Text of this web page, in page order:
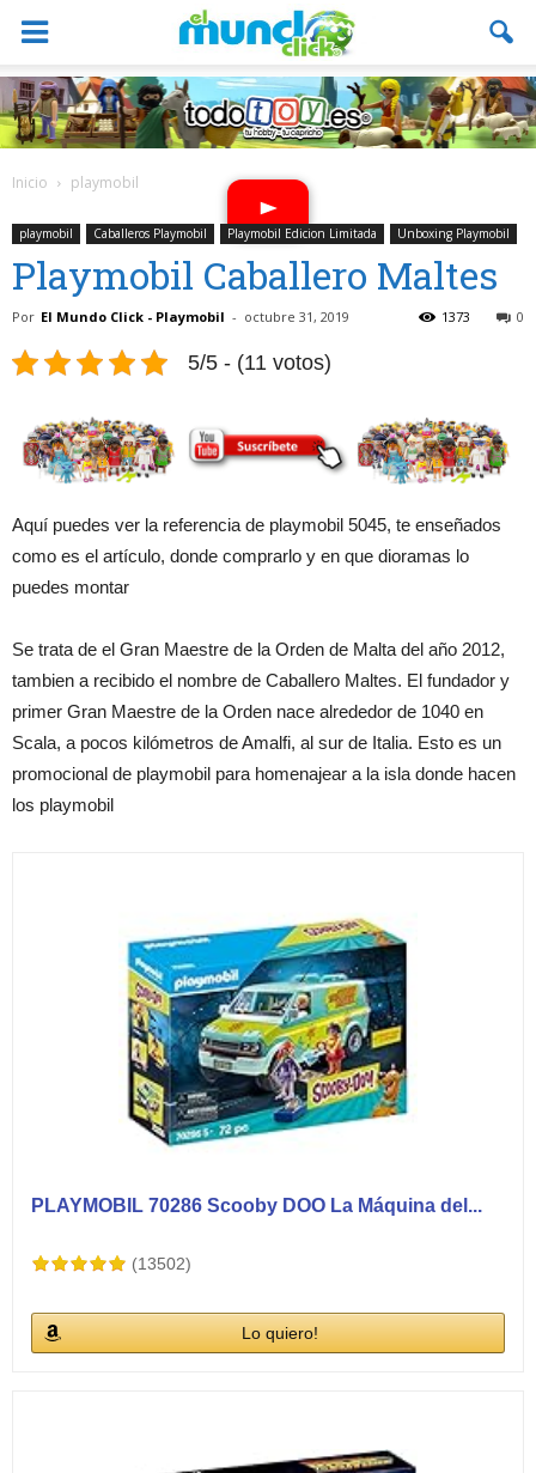
Inicio playmobil
playmobil Caballeros Playmobil Playmobil Edicion Limitada Unboxing Playmobil
Playmobil Caballero Maltes
Por El Mundo Click - Playmobil - octubre 31, 2019 0
1373
5/5 - (11 votos)
Aquí puedes ver la referencia de playmobil 5045, te enseñados
como es el artículo, donde comprarlo y en que dioramas lo
puedes montar
Se trata de el Gran Maestre de la Orden de Malta del año 2012,
tambien a recibido el nombre de Caballero Maltes. El fundador y
primer Gran Maestre de la Orden nace alrededor de 1040 en
Scala, a pocos kilómetros de Amalfi, al sur de Italia. Esto es un
promocional de playmobil para homenajear a la isla donde hacen
los playmobil
PLAYMOBIL 70286 Scooby DOO La Máquina del...
(13502)
Lo quiero!